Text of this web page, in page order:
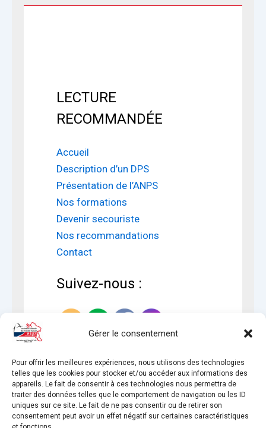
Gérer le consentement
Pour offrir les meilleures expériences, nous utilisons des technologies
telles que les cookies pour stocker et/ou accéder aux informations des
appareils. Le fait de consentir à ces technologies nous permettra de
traiter des données telles que le comportement de navigation ou les ID
uniques sur ce site. Le fait de ne pas consentir ou de retirer son
consentement peut avoir un effet négatif sur certaines caractéristiques
LECTURE
RECOMMANDÉE
Accueil
Description d’un DPS
Présentation de l’ANPS
Nos formations
Devenir secouriste
Nos recommandations
Contact
Suivez-nous :